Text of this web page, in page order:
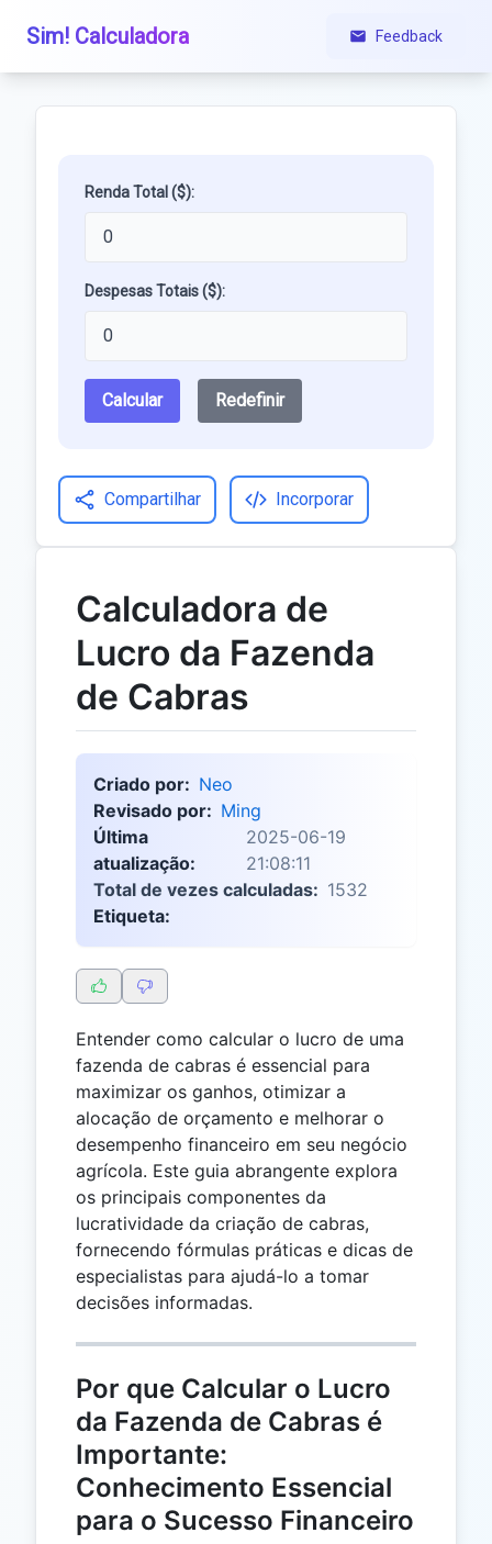
Sim! Calculadora Feedback
Renda Total ($):
Despesas Totais ($):
Calcular Redefinir
Compartilhar Incorporar
Calculadora de
Lucro da Fazenda
de Cabras
Criado por: Neo
Revisado por: Ming
Última
atualização:
2025-06-19
21:08:11
Total de vezes calculadas: 1532
Etiqueta:
Entender como calcular o lucro de uma
fazenda de cabras é essencial para
maximizar os ganhos, otimizar a
alocação de orçamento e melhorar o
desempenho financeiro em seu negócio
agrícola. Este guia abrangente explora
os principais componentes da
lucratividade da criação de cabras,
fornecendo fórmulas práticas e dicas de
especialistas para ajudá-lo a tomar
decisões informadas.
Por que Calcular o Lucro
da Fazenda de Cabras é
Importante:
Conhecimento Essencial
para o Sucesso Financeiro